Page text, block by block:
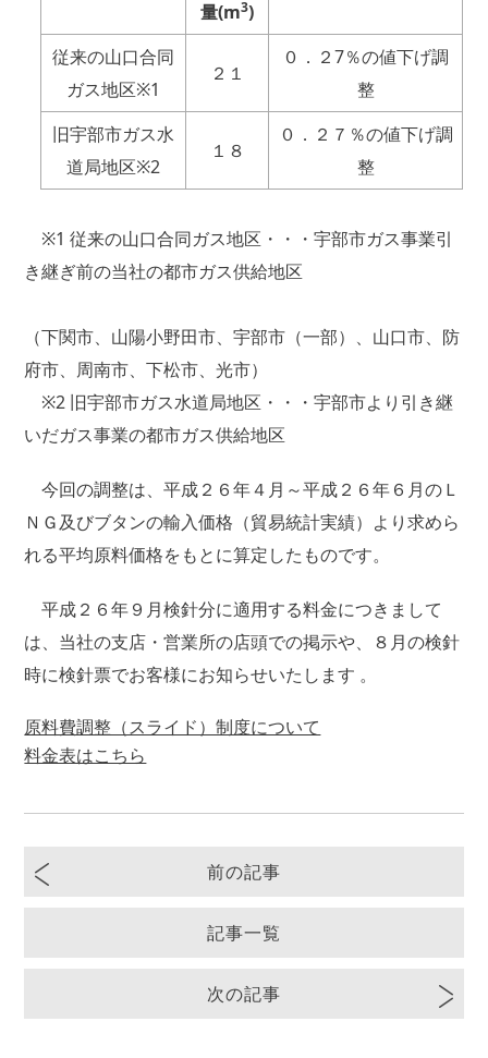
量(m3)
従来の山口合同
ガス地区※1
２１
０．２7％の値下げ調
整
旧宇部市ガス水
道局地区※2
１８
０．２７％の値下げ調
整
※1 従来の山口合同ガス地区・・・宇部市ガス事業引
き継ぎ前の当社の都市ガス供給地区
（下関市、山陽小野田市、宇部市（一部）、山口市、防
府市、周南市、下松市、光市）
※2 旧宇部市ガス水道局地区・・・宇部市より引き継
いだガス事業の都市ガス供給地区
今回の調整は、平成２６年４月～平成２６年６月のＬ
ＮＧ及びブタンの輸入価格（貿易統計実績）より求めら
れる平均原料価格をもとに算定したものです。
平成２６年９月検針分に適用する料金につきまして
は、当社の支店・営業所の店頭での掲示や、８月の検針
時に検針票でお客様にお知らせいたします 。
原料費調整（スライド）制度について
料金表はこちら
前の記事
記事一覧
次の記事